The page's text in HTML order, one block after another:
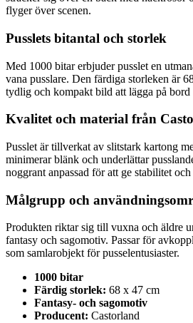
flyger över scenen.
Pusslets bitantal och storlek
Med 1000 bitar erbjuder pusslet en
vana pusslare. Den färdiga storleken är
tydlig och kompakt bild att lägga på bord
Kvalitet och material från
Pusslet är tillverkat av slitstark kartong
minimerar blänk och underlättar
noggrant anpassad för att ge stabilitet
Målgrupp och
Produkten riktar sig till vuxna och äldre
fantasy och sagomotiv. Passar för
som samlarobjekt för pusselentusiaster.
1000 bitar
Färdig storlek: 68 x 47 cm
Fantasy- och sagomotiv
Producent: Castorland